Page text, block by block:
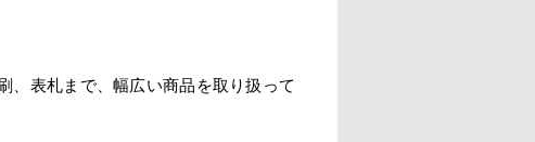
、表札まで、幅広い商品を取り扱って